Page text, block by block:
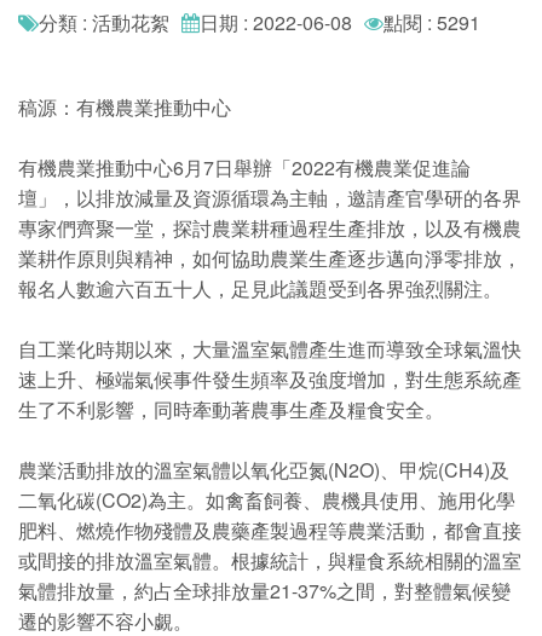
分類 : 活動花絮 日期 : 2022-06-08 點閱 : 5291
稿源：有機農業推動中心
有機農業推動中心6月7日舉辦「2022有機農業促進論
壇」，以排放減量及資源循環為主軸，邀請產官學研的各界
專家們齊聚一堂，探討農業耕種過程生產排放，以及有機農
業耕作原則與精神，如何協助農業生產逐步邁向淨零排放，
報名人數逾六百五十人，足見此議題受到各界強烈關注。
自工業化時期以來，大量溫室氣體產生進而導致全球氣溫快
速上升、極端氣候事件發生頻率及強度增加，對生態系統產
生了不利影響，同時牽動著農事生產及糧食安全。
農業活動排放的溫室氣體以氧化亞氮(N2O)、甲烷(CH4)及
二氧化碳(CO2)為主。如禽畜飼養、農機具使用、施用化學
肥料、燃燒作物殘體及農藥產製過程等農業活動，都會直接
或間接的排放溫室氣體。根據統計，與糧食系統相關的溫室
氣體排放量，約占全球排放量21-37%之間，對整體氣候變
遷的影響不容小覷。